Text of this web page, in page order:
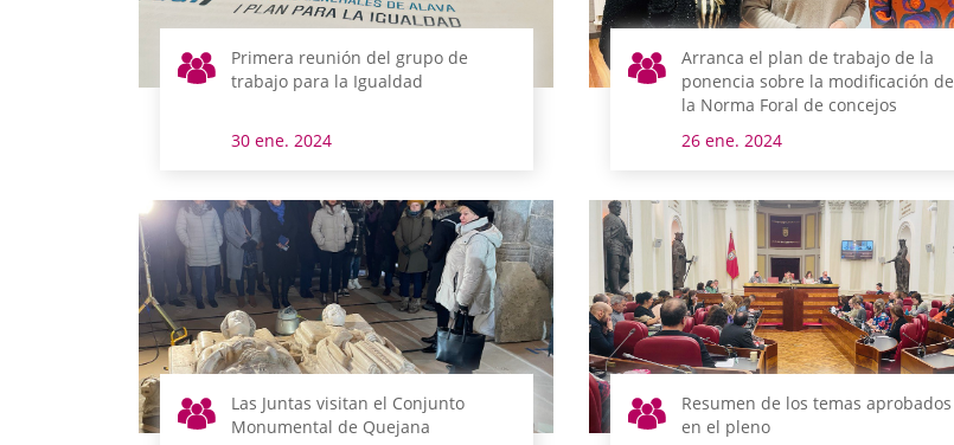
Primera reunión del grupo de
trabajo para la Igualdad
30 ene. 2024
Arranca el plan de trabajo de la
ponencia sobre la modificación de
la Norma Foral de concejos
26 ene. 2024
Las Juntas visitan el Conjunto
Monumental de Quejana
Resumen de los temas aprobados
en el pleno